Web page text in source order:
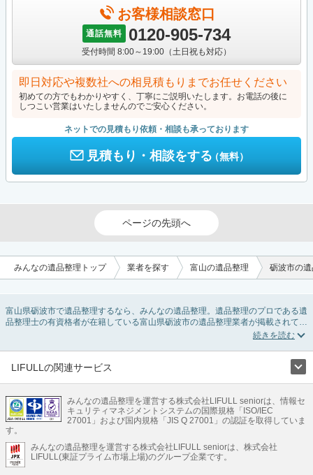
お客様相談窓口
通話無料 0120-905-734
受付時間 8:00～19:00（土日祝も対応）
即日対応や複数社への相見積もりまでお任せください
初めての方でもわかりやすく、丁寧にご説明いたします。お電話の後に
しつこい営業はいたしませんのでご安心ください。
ネットでの見積もり依頼・相談も承っております
見積もり・相談をする（無料）
ページの先頭へ
みんなの遺品整理トップ 業者を探す 富山の遺品整理 砺波市の
富山県砺波市で遺品整理するなら、みんなの遺品整理。遺品整理のプロである遺
品整理士の有資格者が在籍している富山県砺波市の遺品整理業者が掲載されてい
ます。遺品処分を即日対応してくれる実家の片付け業者や遺品整理会社を比較で
件を利用し検索してみましょう。
ゴミの処分方法や親の家の遺品整理をはじめる時期などお役立ち情報も豊富なの
LIFULLの関連サービス
不動産・住宅
引越し 老人ホーム 地方創生 ママの就労支援
不動産クラウドファンディング 遺品整理 老後の暮らし情報
LIFULL HOME'Sのサービス
不動産・住宅
みんなの遺品整理を運営する株式会社LIFULL seniorは、情報セ
キュリティマネジメントシステムの国際規格「ISO/IEC
27001」および国内規格「JIS Q 27001」の認証を取得していま
す。
みんなの遺品整理を運営する株式会社LIFULL seniorは、株式会社
LIFULL(東証プライム市場上場)のグループ企業です。